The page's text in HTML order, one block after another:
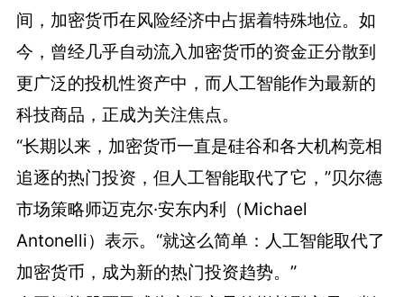
间，加密货币在风险经济中占据着特殊地位。如
今，曾经几乎自动流入加密货币的资金正分散到
更广泛的投机性资产中，而人工智能作为最新的
科技商品，正成为关注焦点。
“长期以来，加密货币一直是硅谷和各大机构竞相
追逐的热门投资，但人工智能取代了它，”贝尔德
市场策略师迈克尔·安东内利（Michael
Antonelli）表示。“就这么简单：人工智能取代了
加密货币，成为新的热门投资趋势。”